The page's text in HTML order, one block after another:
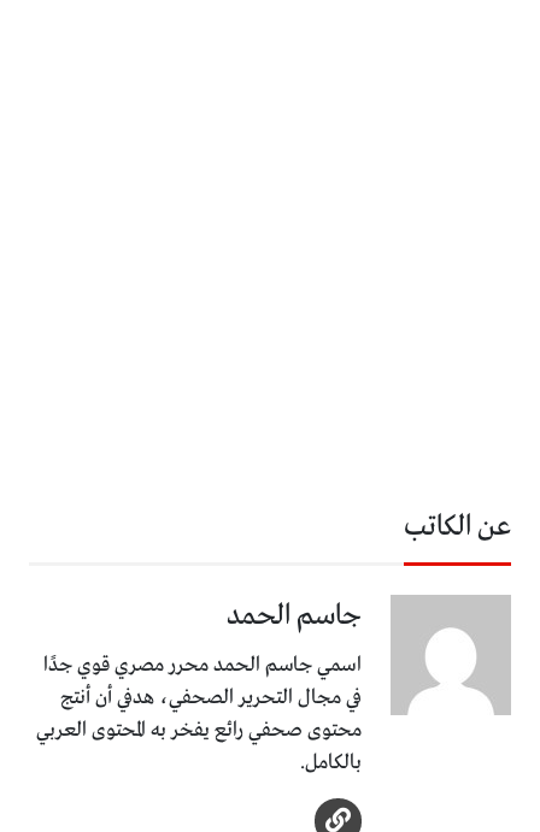
عن الكاتب
جاسم الحمد
اسمي جاسم الحمد محرر مصري قوي جدًا
في مجال التحرير الصحفي، هدفي أن أنتج
محتوى صحفي رائع يفخر به المحتوى العربي
بالكامل.